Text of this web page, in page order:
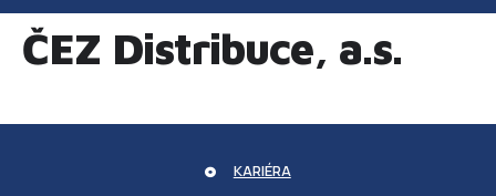
ČEZ Distribuce, a.s.
KARIÉRA